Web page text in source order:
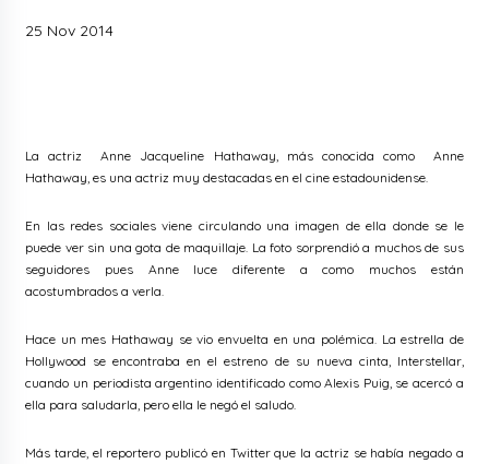
25 Nov 2014
La actriz Anne Jacqueline Hathaway, más conocida como Anne
Hathaway, es una actriz muy destacadas en el cine estadounidense.
En las redes sociales viene circulando una imagen de ella donde se le
puede ver sin una gota de maquillaje. La foto sorprendió a muchos de sus
seguidores pues Anne luce diferente a como muchos están
acostumbrados a verla.
Hace un mes Hathaway se vio envuelta en una polémica. La estrella de
Hollywood se encontraba en el estreno de su nueva cinta, Interstellar,
cuando un periodista argentino identificado como Alexis Puig, se acercó a
ella para saludarla, pero ella le negó el saludo.
Más tarde, el reportero publicó en Twitter que la actriz se había negado a